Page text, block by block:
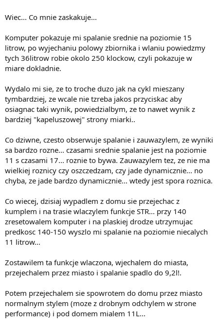
Wiec... Co mnie zaskakuje...
Komputer pokazuje mi spalanie srednie na poziomie 15
litrow, po wyjechaniu polowy zbiornika i wlaniu powiedzmy
tych 36litrow robie okolo 250 klockow, czyli pokazuje w
miare dokladnie.
Wydalo mi sie, ze to troche duzo jak na cykl mieszany
tymbardziej, ze wcale nie tzreba jakos przyciskac aby
osiagnac taki wynik, powiedzialbym, ze to nawet wynik z
bardziej "kapeluszowej" strony miarki..
Co dziwne, czesto obserwuje spalanie i zauwazylem, ze wyniki
sa bardzo rozne... czasami srednie spalanie jest na poziomie
11 s czasami 17... roznie to bywa. Zauwazylem tez, ze nie ma
wielkiej roznicy czy oszczedzam, czy jade dynamicznie... no
chyba, ze jade bardzo dynamicznie... wtedy jest spora roznica.
Co wiecej, dzisiaj wypadlem z domu sie przejechac z
kumplem i na trasie wlaczylem funkcje STR... przy 140
zresetowalem komputer i na plaskiej drodze utrzymujac
predkosc 140-150 wyszlo mi spalanie na poziomie niecalych
11 litrow...
Zostawilem ta funkcje wlaczona, wjechalem do miasta,
przejechalem przez miasto i spalanie spadlo do 9,2l!.
Potem przejechalem sie spowrotem do domu przez miasto
normalnym stylem (moze z drobnym odchylem w strone
performance) i pod domem mialem 11L...